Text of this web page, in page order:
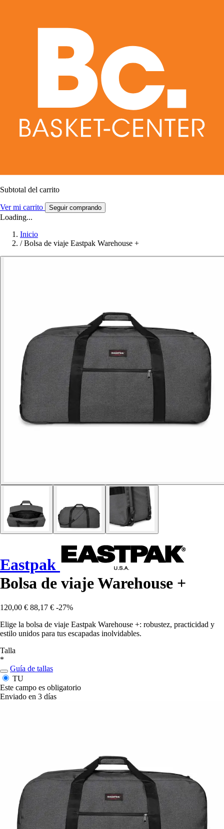
Subtotal del carrito
Ver mi carrito Seguir comprando
Loading...
Inicio
/ Bolsa de viaje Eastpak Warehouse +
Eastpak
Bolsa de viaje Warehouse +
120,00 € 88,17 € -27%
Elige la bolsa de viaje Eastpak Warehouse +: robustez, practicidad y
estilo unidos para tus escapadas inolvidables.
Talla
*
Guía de tallas
TU
Este campo es obligatorio
Enviado en 3 días